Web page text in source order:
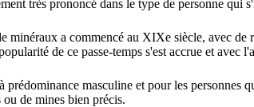
très prononcé dans le type de personne qui
minéraux a commencé au XIXe siècle, avec
de ce passe-temps s'est accrue et
prédominance masculine et pour les
de mines bien précis.